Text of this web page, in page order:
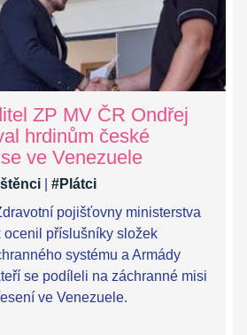
ZP MV ČR Ondřej
hrdinům české
ve Venezuele
#Plátci
pojišťovny ministerstva
ocenil příslušníky složek
systému a Armády
se podíleli na záchranné misi
ve Venezuele.